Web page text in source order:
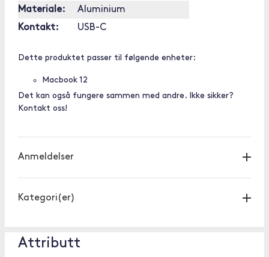
Materiale:
Aluminium
Kontakt:
USB-C
Dette produktet passer til følgende enheter:
Macbook 12
Det kan også fungere sammen med andre. Ikke sikker?
Kontakt oss!
Anmeldelser
Kategori(er)
Attributt